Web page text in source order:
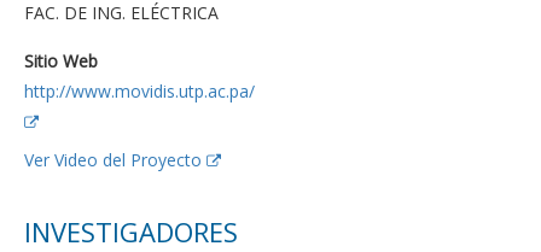
FAC. DE ING. ELÉCTRICA
Sitio Web
http://www.movidis.utp.ac.pa/
Ver Video del Proyecto
INVESTIGADORES